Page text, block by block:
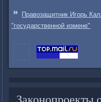
Правозащитник Игорь
"государственной измене"